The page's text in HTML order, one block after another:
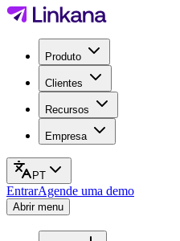
Produto
Clientes
Recursos
Empresa
PT
EntrarAgende uma demo
Abrir menu